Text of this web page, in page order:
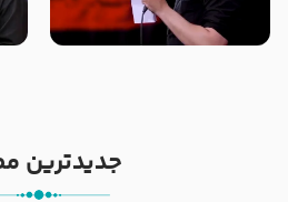
تک ، عبّاس، صاحب دل‌هاست –
حاج حنیف طاهری – عزاداری شب
جدیدترین